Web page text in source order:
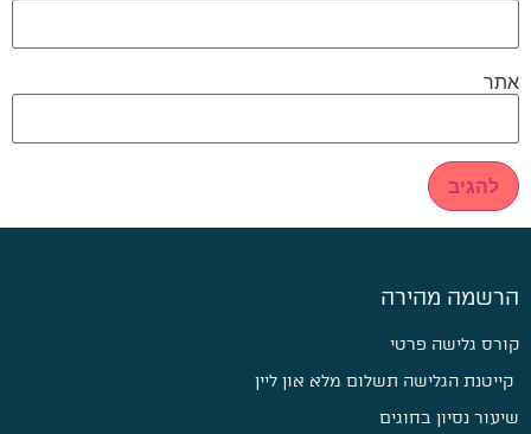
אתר
הרשמה מהירה
קורס גלישה פרטי
קייטנת הגלישה תשלום מלא און ליין
שיעור נסיון בחוגים